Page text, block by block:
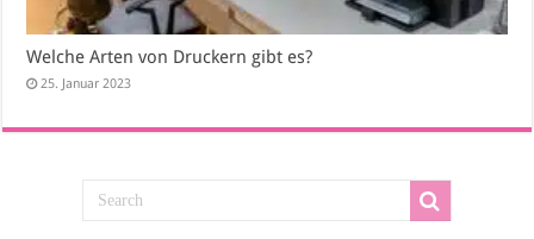
Welche Arten von Druckern gibt es?
25. Januar 2023